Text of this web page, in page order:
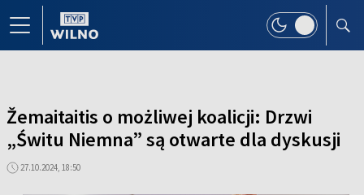
Žemaitaitis o możliwej koalicji: Drzwi
„Świtu Niemna” są otwarte dla dyskusji
27.10.2024, 18:50